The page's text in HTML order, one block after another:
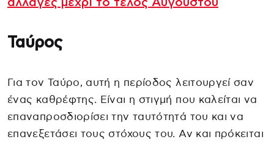
αλλαγές μέχρι το τέλος Αυγούστου
Ταύρος
Για τον Ταύρο, αυτή η περίοδος λειτουργεί σαν
ένας καθρέφτης. Είναι η στιγμή που καλείται να
επαναπροσδιορίσει την ταυτότητά του και να
επανεξετάσει τους στόχους του. Αν και πρόκειται